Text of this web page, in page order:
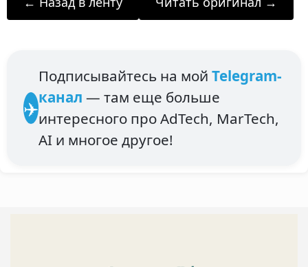
✈️
Подписывайтесь на мой Telegram-
канал — там еще больше
интересного про AdTech, MarTech,
AI и многое другое!